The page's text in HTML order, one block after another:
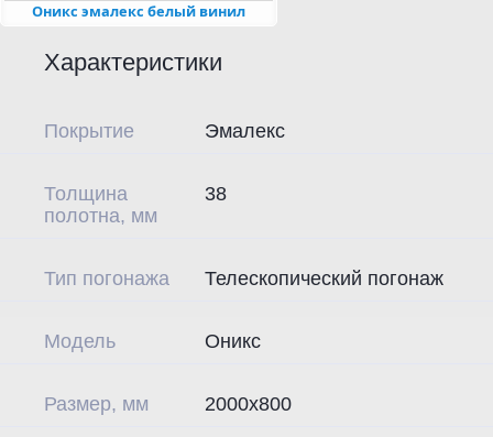
Оникс эмалекс белый винил
Характеристики
Покрытие Эмалекс
Толщина
полотна, мм
38
Тип погонажа Телескопический погонаж
Модель Оникс
Размер, мм 2000х800